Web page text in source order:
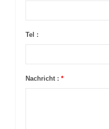
Tel :
Nachricht : *